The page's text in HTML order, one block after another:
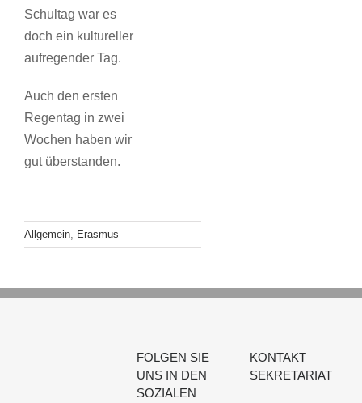
Schultag war es
doch ein kultureller
aufregender Tag.
Auch den ersten
Regentag in zwei
Wochen haben wir
gut überstanden.
Allgemein, Erasmus
FOLGEN SIE
UNS IN DEN
SOZIALEN
KONTAKT
SEKRETARIAT